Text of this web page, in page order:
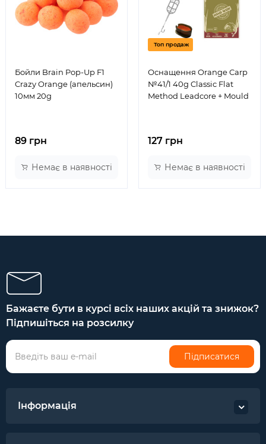
Бойли Brain Pop-Up F1
Crazy Orange (апельсин)
10мм 20g
89 грн
Немає в наявності
Топ продаж
Оснащення Orange Carp
№41/1 40g Classic Flat
Method Leadcore + Mould
127 грн
Немає в наявності
Бажаєте бути в курсі всіх наших акцій та знижок?
Підпишіться на розсилку
Підписатися
Інформація